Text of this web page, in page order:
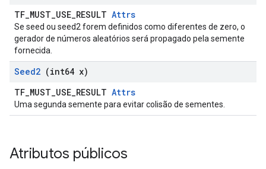
TF_MUST_USE_RESULT Attrs
Se seed ou seed2 forem definidos como diferentes de zero, o
gerador de números aleatórios será propagado pela semente
fornecida.
Seed2 (int64 x)
TF_MUST_USE_RESULT Attrs
Uma segunda semente para evitar colisão de sementes.
Atributos públicos